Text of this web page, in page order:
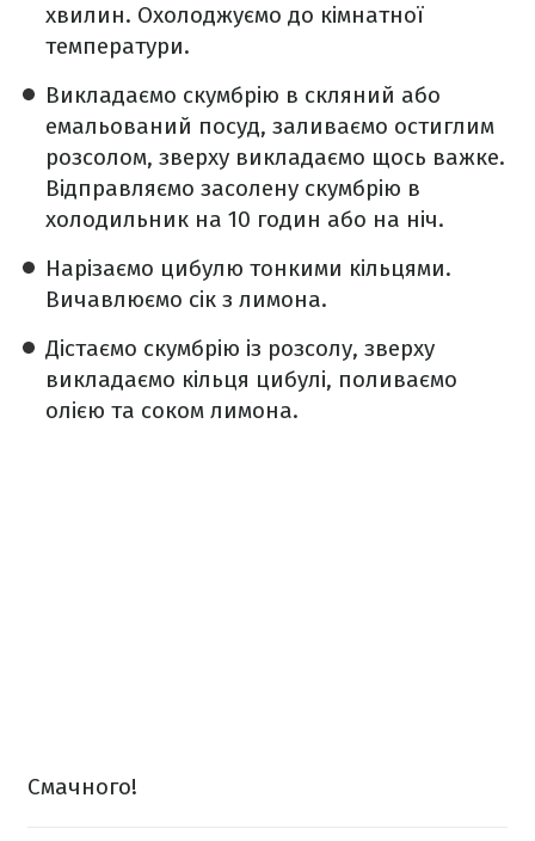
хвилин. Охолоджуємо до кімнатної
температури.
Викладаємо скумбрію в скляний або
емальований посуд, заливаємо остиглим
розсолом, зверху викладаємо щось важке.
Відправляємо засолену скумбрію в
холодильник на 10 годин або на ніч.
Нарізаємо цибулю тонкими кільцями.
Вичавлюємо сік з лимона.
Дістаємо скумбрію із розсолу, зверху
викладаємо кільця цибулі, поливаємо
олією та соком лимона.
Смачного!